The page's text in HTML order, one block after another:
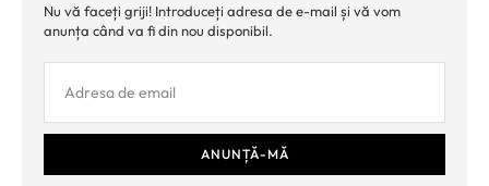
Nu vă faceți griji! Introduceți adresa de e-mail și vă vom
anunța când va fi din nou disponibil.